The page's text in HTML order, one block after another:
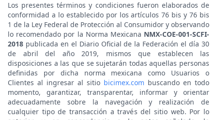
Los presentes términos y condiciones fueron elaborados de
conformidad a lo establecido por los artículos 76 bis y 76 bis
1 de la Ley Federal de Protección al Consumidor y observando
lo recomendado por la Norma Mexicana NMX-COE-001-SCFI-
2018 publicada en el Diario Oficial de la Federación el día 30
de abril del año 2019, mismos que establecen las
disposiciones a las que se sujetarán todas aquellas personas
definidas por dicha norma mexicana como Usuarios o
Clientes al ingresar al sitio bicimex.com buscando en todo
momento, garantizar, transparentar, informar y orientar
adecuadamente sobre la navegación y realización de
cualquier tipo de transacción a través del sitio web. Por lo